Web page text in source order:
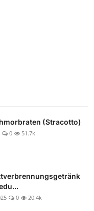
(Stracotto)
0 51.7k
0 20.4k